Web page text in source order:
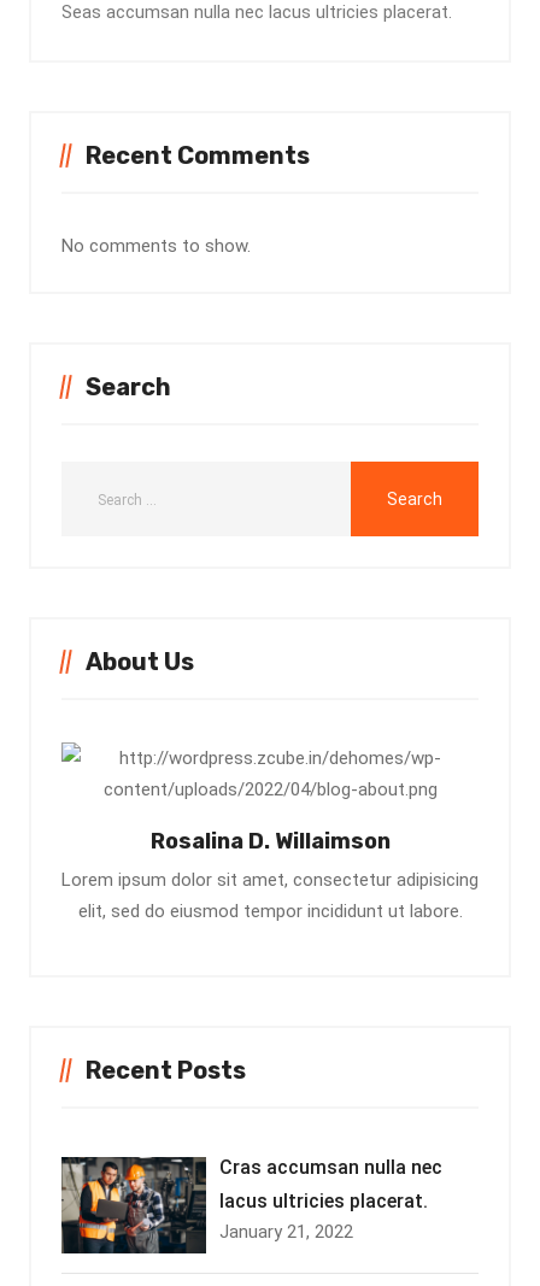
Seas accumsan nulla nec lacus ultricies placerat.
Recent Comments
No comments to show.
Search
About Us
Rosalina D. Willaimson
Lorem ipsum dolor sit amet, consectetur adipisicing
elit, sed do eiusmod tempor incididunt ut labore.
Recent Posts
Cras accumsan nulla nec
lacus ultricies placerat.
January 21, 2022